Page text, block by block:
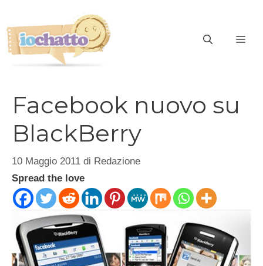
contenuto
Facebook nuovo su
BlackBerry
10 Maggio 2011 di Redazione
Spread the love